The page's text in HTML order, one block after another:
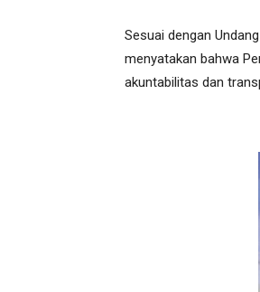
Sesuai dengan
menyatakan bahwa
akuntabilitas dan